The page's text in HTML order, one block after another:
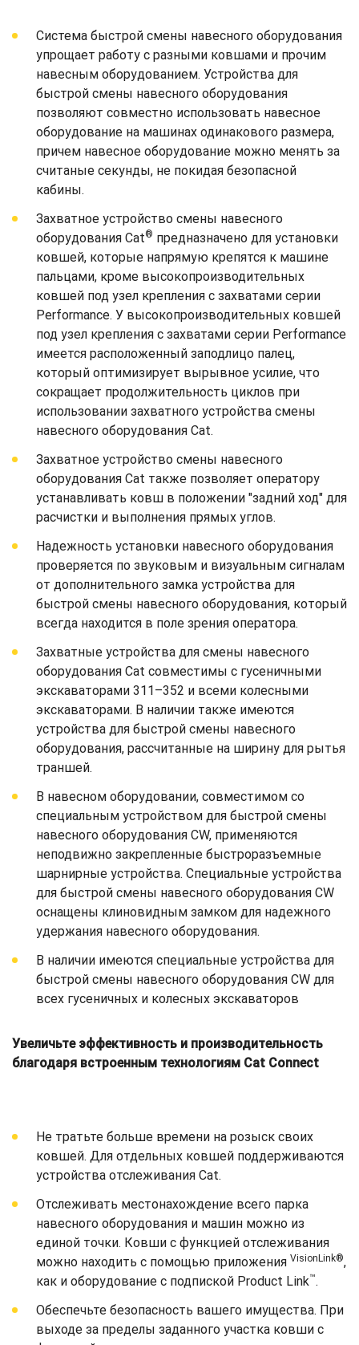
Система быстрой смены навесного оборудования
упрощает работу с разными ковшами и прочим
навесным оборудованием. Устройства для
быстрой смены навесного оборудования
позволяют совместно использовать навесное
оборудование на машинах одинакового размера,
причем навесное оборудование можно менять за
считаные секунды, не покидая безопасной
кабины.
Захватное устройство смены навесного
оборудования Cat® предназначено для установки
ковшей, которые напрямую крепятся к машине
пальцами, кроме высокопроизводительных
ковшей под узел крепления с захватами серии
Performance. У высокопроизводительных ковшей
под узел крепления с захватами серии Performance
имеется расположенный заподлицо палец,
который оптимизирует вырывное усилие, что
сокращает продолжительность циклов при
использовании захватного устройства смены
навесного оборудования Cat.
Захватное устройство смены навесного
оборудования Cat также позволяет оператору
устанавливать ковш в положении "задний ход" для
расчистки и выполнения прямых углов.
Надежность установки навесного оборудования
проверяется по звуковым и визуальным сигналам
от дополнительного замка устройства для
быстрой смены навесного оборудования, который
всегда находится в поле зрения оператора.
Захватные устройства для смены навесного
оборудования Cat совместимы с гусеничными
экскаваторами 311–352 и всеми колесными
экскаваторами. В наличии также имеются
устройства для быстрой смены навесного
оборудования, рассчитанные на ширину для рытья
траншей.
В навесном оборудовании, совместимом со
специальным устройством для быстрой смены
навесного оборудования CW, применяются
неподвижно закрепленные быстроразъемные
шарнирные устройства. Специальные устройства
для быстрой смены навесного оборудования CW
оснащены клиновидным замком для надежного
удержания навесного оборудования.
В наличии имеются специальные устройства для
быстрой смены навесного оборудования CW для
всех гусеничных и колесных экскаваторов
Увеличьте эффективность и производительность
благодаря встроенным технологиям Cat Connect
Не тратьте больше времени на розыск своих
ковшей. Для отдельных ковшей поддерживаются
устройства отслеживания Cat.
Отслеживать местонахождение всего парка
навесного оборудования и машин можно из
единой точки. Ковши с функцией отслеживания
можно находить с помощью приложения VisionLink®,
как и оборудование с подпиской Product Link™.
Обеспечьте безопасность вашего имущества. При
выходе за пределы заданного участка ковши с